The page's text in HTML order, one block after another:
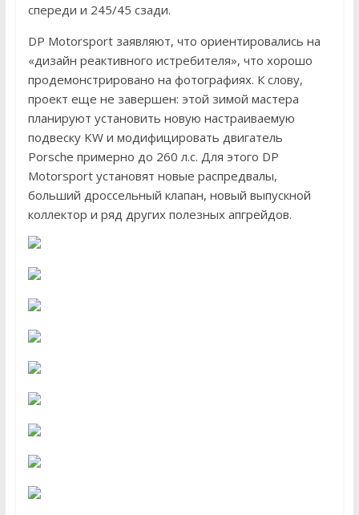
спереди и 245/45 сзади.
DP Motorsport заявляют, что ориентировались на
«дизайн реактивного истребителя», что хорошо
продемонстрировано на фотографиях. К слову,
проект еще не завершен: этой зимой мастера
планируют установить новую настраиваемую
подвеску KW и модифицировать двигатель
Porsche примерно до 260 л.с. Для этого DP
Motorsport установят новые распредвалы,
больший дроссельный клапан, новый выпускной
коллектор и ряд других полезных апгрейдов.